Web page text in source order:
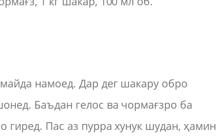
намоед. Дар дег шакару обро
Баъдан гелос ва чормағзро ба
гиред. Пас аз пурра хунук шудан, ҳамин